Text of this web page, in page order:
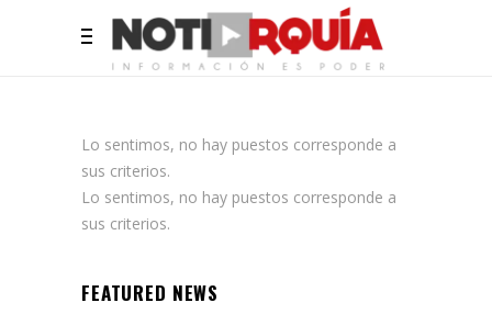
Lo sentimos, no hay puestos corresponde a
sus criterios.
Lo sentimos, no hay puestos corresponde a
sus criterios.
FEATURED NEWS